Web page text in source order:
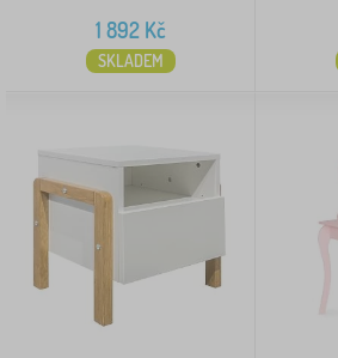
1 892Kč
SKLADEM